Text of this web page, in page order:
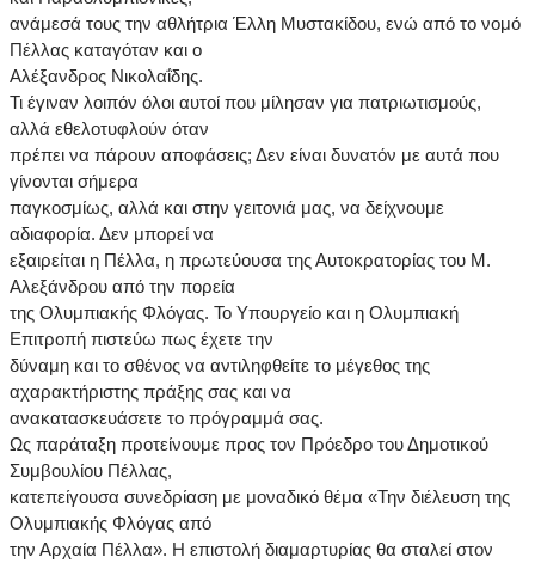
ανάμεσά τους την αθλήτρια Έλλη Μυστακίδου, ενώ από το νομό
Πέλλας καταγόταν και ο
Αλέξανδρος Νικολαΐδης.
Τι έγιναν λοιπόν όλοι αυτοί που μίλησαν για πατριωτισμούς,
αλλά εθελοτυφλούν όταν
πρέπει να πάρουν αποφάσεις; Δεν είναι δυνατόν με αυτά που
γίνονται σήμερα
παγκοσμίως, αλλά και στην γειτονιά μας, να δείχνουμε
αδιαφορία. Δεν μπορεί να
εξαιρείται η Πέλλα, η πρωτεύουσα της Αυτοκρατορίας του Μ.
Αλεξάνδρου από την πορεία
της Ολυμπιακής Φλόγας. Το Υπουργείο και η Ολυμπιακή
Επιτροπή πιστεύω πως έχετε την
δύναμη και το σθένος να αντιληφθείτε το μέγεθος της
αχαρακτήριστης πράξης σας και να
ανακατασκευάσετε το πρόγραμμά σας.
Ως παράταξη προτείνουμε προς τον Πρόεδρο του Δημοτικού
Συμβουλίου Πέλλας,
κατεπείγουσα συνεδρίαση με μοναδικό θέμα «Την διέλευση της
Ολυμπιακής Φλόγας από
την Αρχαία Πέλλα». Η επιστολή διαμαρτυρίας θα σταλεί στον